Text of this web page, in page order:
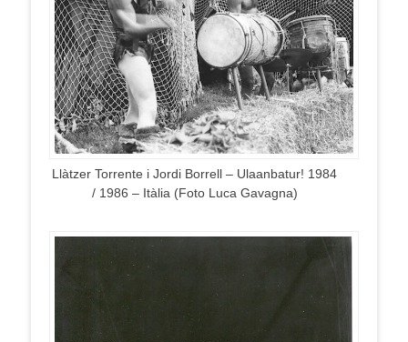
Llàtzer Torrente i Jordi Borrell – Ulaanbatur! 1984
/ 1986 – Itàlia (Foto Luca Gavagna)